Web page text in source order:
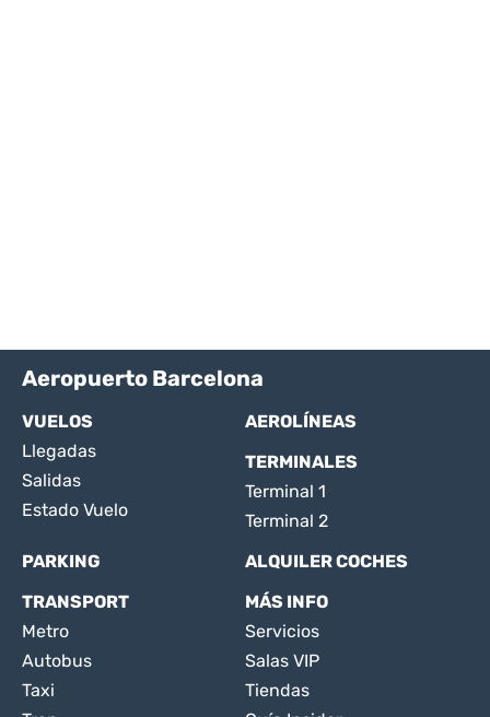
Aeropuerto Barcelona
VUELOS
Llegadas
Salidas
Estado Vuelo
AEROLÍNEAS
TERMINALES
Terminal 1
Terminal 2
PARKING
ALQUILER COCHES
TRANSPORT
Metro
Autobus
Taxi
MÁS INFO
Servicios
Salas VIP
Tiendas